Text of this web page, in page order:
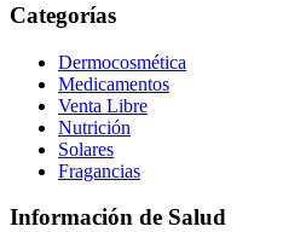
Categorías
Dermocosmética
Medicamentos
Venta Libre
Nutrición
Solares
Fragancias
Información de Salud